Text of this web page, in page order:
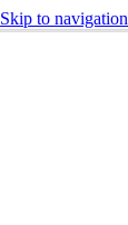
Skip to navigation